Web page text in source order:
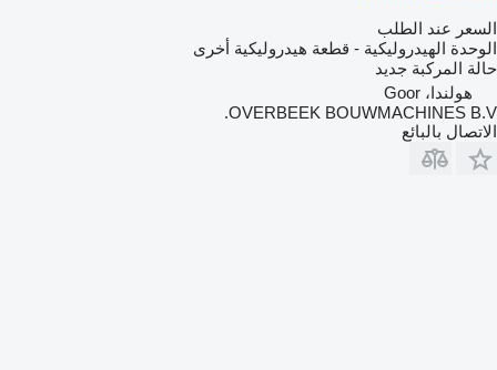
السعر عند الطلب
الوحدة الهيدروليكية - قطعة هيدروليكية أخرى
حالة المركبة جديد
هولندا، Goor
OVERBEEK BOUWMACHINES B.V.
الاتصال بالبائع